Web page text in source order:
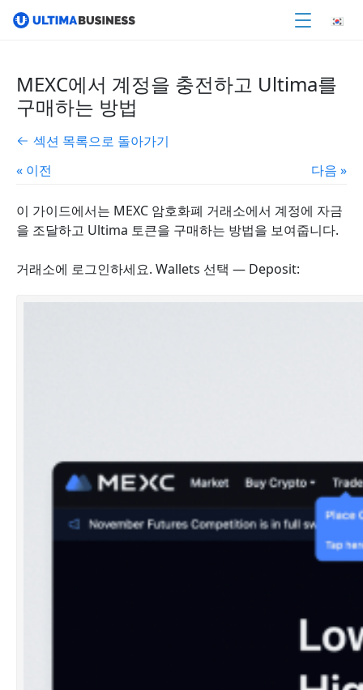
MEXC에서 계정을 충전하고 Ultima를
구매하는 방법
섹션 목록으로 돌아가기
« 이전
다음 »
이 가이드에서는 MEXC 암호화폐 거래소에서 계정에 자금
을 조달하고 Ultima 토큰을 구매하는 방법을 보여줍니다.
거래소에 로그인하세요. Wallets 선택 — Deposit: